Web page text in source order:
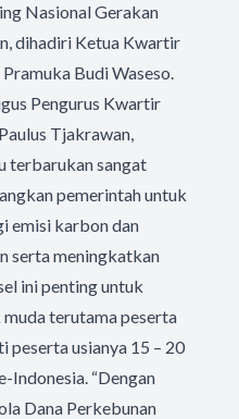
Nasional Gerakan
dihadiri Ketua Kwartir
Budi Waseso.
Pengurus Kwartir
Tjakrawan,
terbarukan sangat
pemerintah untuk
emisi karbon dan
serta meningkatkan
ini penting untuk
terutama peserta
peserta usianya 15 – 20
Indonesia. “Dengan
Dana Perkebunan